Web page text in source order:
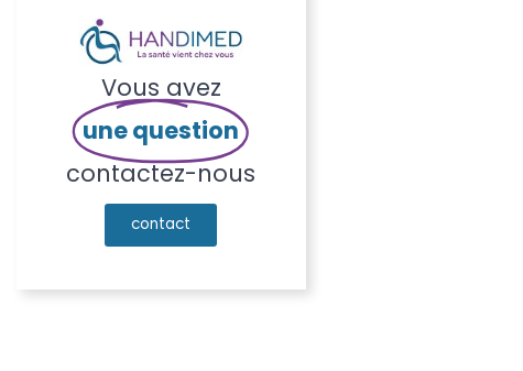
Vous avez
une question
contactez-nous
contact